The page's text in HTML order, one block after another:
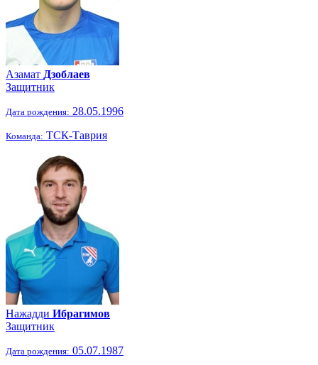
Азамат Дзоблаев
Защитник
Дата рождения: 28.05.1996
Команда: ТСК-Таврия
Нажадди Ибрагимов
Защитник
Дата рождения: 05.07.1987